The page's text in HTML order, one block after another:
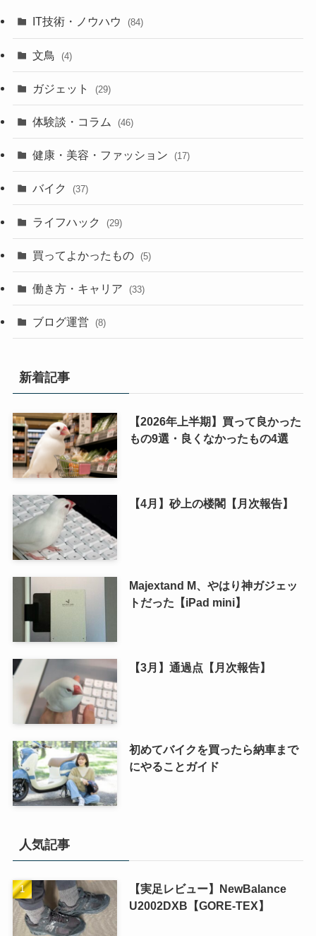
IT技術・ノウハウ (84)
文鳥 (4)
ガジェット (29)
体験談・コラム (46)
健康・美容・ファッション (17)
バイク (37)
ライフハック (29)
買ってよかったもの (5)
働き方・キャリア (33)
ブログ運営 (8)
新着記事
【2026年上半期】買って良かった
もの9選・良くなかったもの4選
【4月】砂上の楼閣【月次報告】
Majextand M、やはり神ガジェッ
トだった【iPad mini】
【3月】通過点【月次報告】
初めてバイクを買ったら納車まで
にやることガイド
人気記事
【実足レビュー】NewBalance
U2002DXB【GORE-TEX】